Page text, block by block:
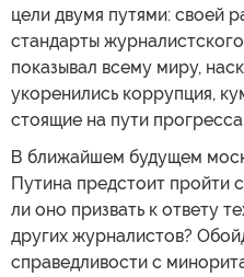
цели двумя путями: своей
стандарты
показывал всему миру,
укоренились коррупция,
стоящие на пути
В ближайшем будущем
Путина предстоит пройти
ли оно призвать к ответу
других журналистов?
справедливости с